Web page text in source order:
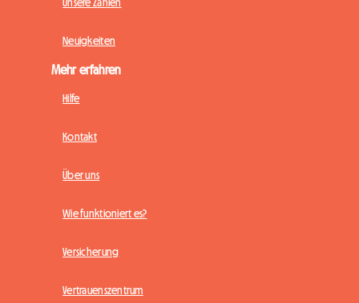
Unsere Zahlen
Neuigkeiten
Mehr erfahren
Hilfe
Kontakt
Über uns
Wie funktioniert es?
Versicherung
Vertrauenszentrum